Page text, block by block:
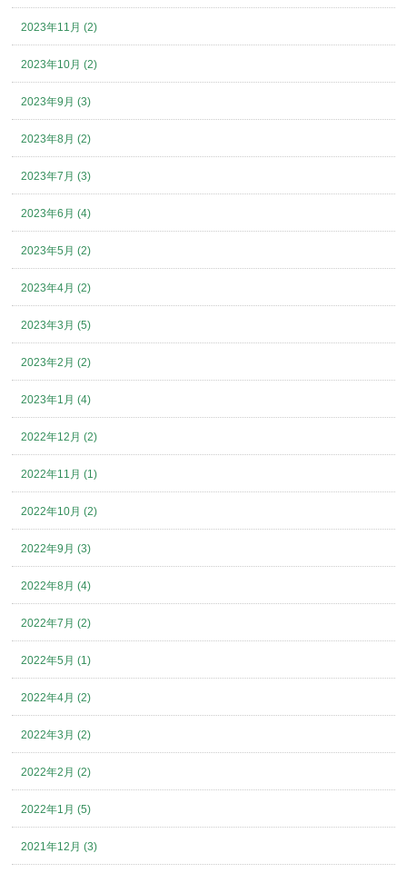
2023年11月 (2)
2023年10月 (2)
2023年9月 (3)
2023年8月 (2)
2023年7月 (3)
2023年6月 (4)
2023年5月 (2)
2023年4月 (2)
2023年3月 (5)
2023年2月 (2)
2023年1月 (4)
2022年12月 (2)
2022年11月 (1)
2022年10月 (2)
2022年9月 (3)
2022年8月 (4)
2022年7月 (2)
2022年5月 (1)
2022年4月 (2)
2022年3月 (2)
2022年2月 (2)
2022年1月 (5)
2021年12月 (3)